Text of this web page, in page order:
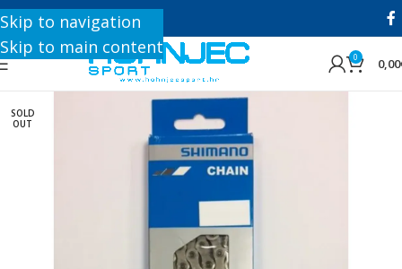
Skip to navigation
Skip to main content
+385 1 8896 200
0 0,00
SOLD
OUT